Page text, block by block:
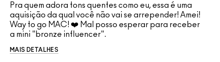
Pra quem adora tons quentes como eu, essa é uma
aquisição da qual você não vai se arrepender! Amei!
Way to go MAC! ❤️ Mal posso esperar para receber
a mini "bronze influencer".
MAIS DETALHES